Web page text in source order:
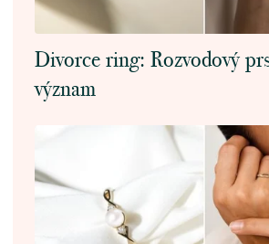
Divorce ring: Rozvodový
význam